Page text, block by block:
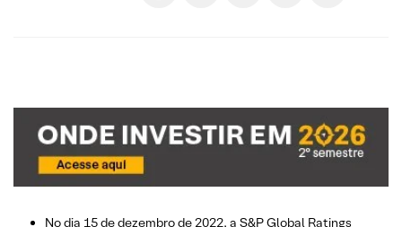
No dia 15 de dezembro de 2022, a S&P Global Ratings